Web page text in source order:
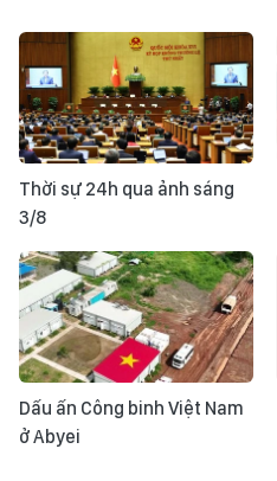
Thời sự 24h qua ảnh sáng
3/8
Dấu ấn Công binh Việt Nam
ở Abyei